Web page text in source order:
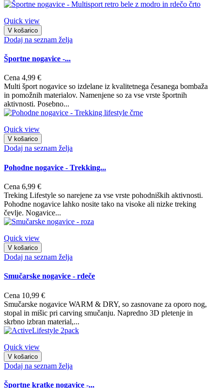
Quick view
V košarico
Dodaj na seznam želja
Športne nogavice -...
Cena 4,99 €
Multi šport nogavice so izdelane iz kvalitetnega česanega bombaža
in pomožnih materialov. Namenjene so za vse vrste športnih
aktivnosti. Posebno...
Quick view
V košarico
Dodaj na seznam želja
Pohodne nogavice - Trekking...
Cena 6,99 €
Treking Lifestyle so narejene za vse vrste pohodniških aktivnosti.
Pohodne nogavice lahko nosite tako na visoke ali nizke treking
čevlje. Nogavice...
Quick view
V košarico
Dodaj na seznam želja
Smučarske nogavice - rdeče
Cena 10,99 €
Smučarske nogavice WARM & DRY, so zasnovane za oporo nog,
stopal in mišic pri carving smučanju. Napredno 3D pletenje in
skrbno izbran material,...
Quick view
V košarico
Dodaj na seznam želja
Športne kratke nogavice -...